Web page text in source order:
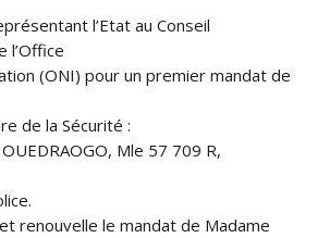
l’Etat au Conseil
l’Office
(ONI) pour un premier mandat de
de la Sécurité :
Mle 57 709 R,
renouvelle le mandat de Madame